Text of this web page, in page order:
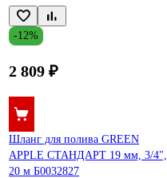
-12%
2 809 ₽
Шланг для полива GREEN
APPLE СТАНДАРТ 19 мм, 3/4",
20 м Б0032827